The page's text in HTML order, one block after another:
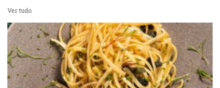
Sobremesas e sorvetes
Ver tudo